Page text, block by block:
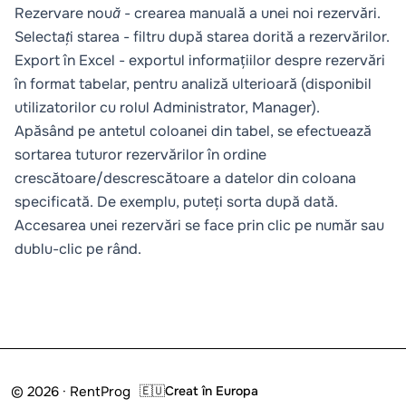
Rezervare nouă - crearea manuală a unei noi rezervări.
Selectați starea - filtru după starea dorită a rezervărilor.
Export în Excel - exportul informațiilor despre rezervări
în format tabelar, pentru analiză ulterioară (disponibil
utilizatorilor cu rolul Administrator, Manager).
Apăsând pe antetul coloanei din tabel, se efectuează
sortarea tuturor rezervărilor în ordine
crescătoare/descrescătoare a datelor din coloana
specificată. De exemplu, puteți sorta după dată.
Accesarea unei rezervări se face prin clic pe număr sau
dublu-clic pe rând.
© 2026 · RentProg 🇪🇺Creat în Europa